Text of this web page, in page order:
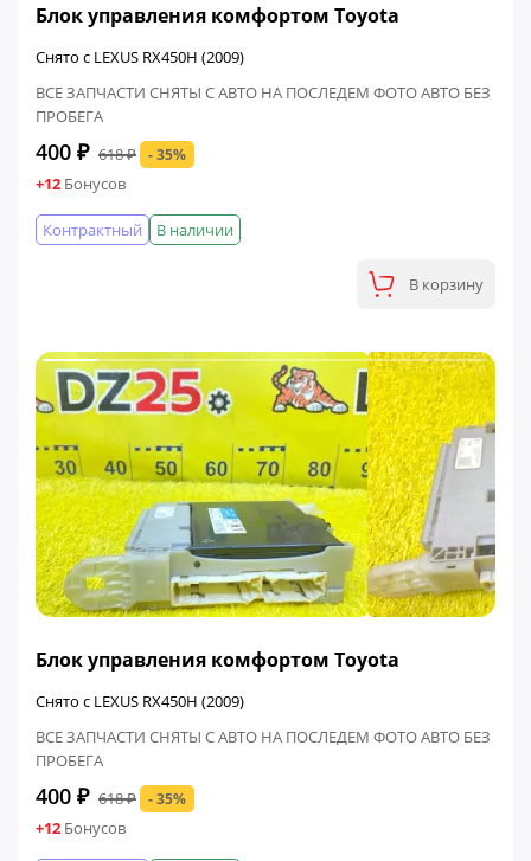
Блок управления комфортом Toyota
Снято с LEXUS RX450H (2009)
ВСЕ ЗАПЧАСТИ СНЯТЫ С АВТО НА ПОСЛЕДЕМ ФОТО АВТО БЕЗ
ПРОБЕГА
400 ₽ 618 ₽ - 35%
+12 Бонусов
В наличии
Контрактный
В корзину
Блок управления комфортом Toyota
Снято с LEXUS RX450H (2009)
ВСЕ ЗАПЧАСТИ СНЯТЫ С АВТО НА ПОСЛЕДЕМ ФОТО АВТО БЕЗ
ПРОБЕГА
400 ₽ 618 ₽ - 35%
+12 Бонусов